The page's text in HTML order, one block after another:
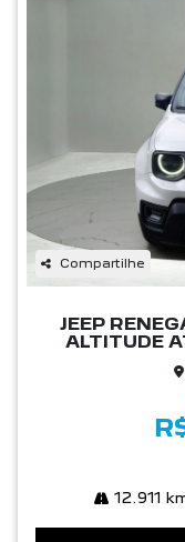
Compartilhe
JEEP
ALTITUDE
12.911